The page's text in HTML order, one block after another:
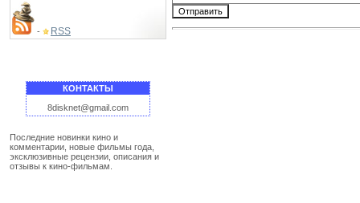
- RSS
КОНТАКТЫ
8disknet@gmail.com
Последние новинки кино и
комментарии, новые фильмы года,
эксклюзивные рецензии, описания и
отзывы к кино-фильмам.